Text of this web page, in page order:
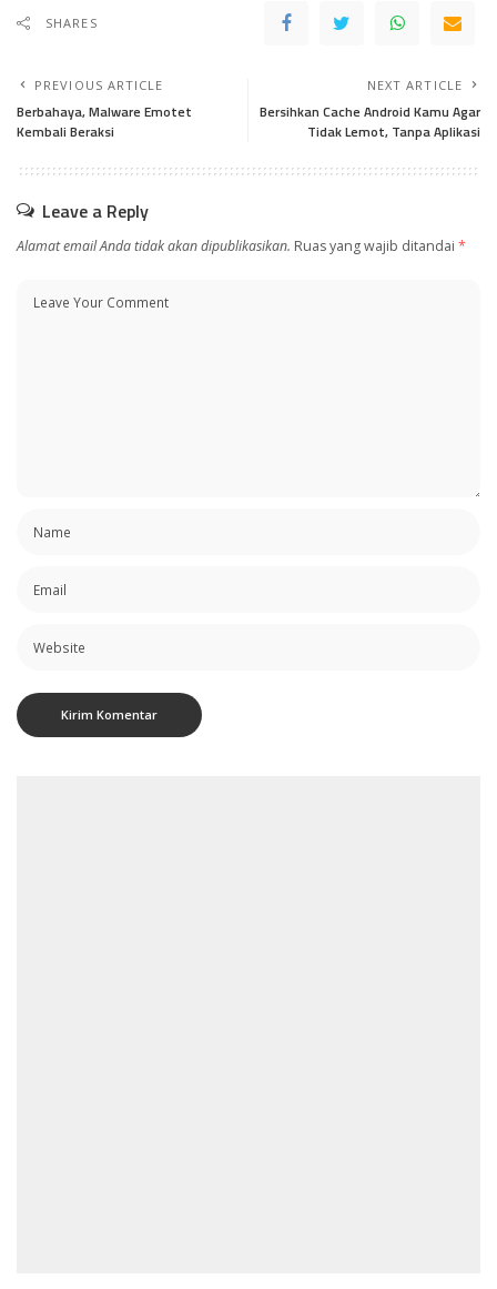
SHARES
PREVIOUS ARTICLE
Berbahaya, Malware Emotet
Kembali Beraksi
NEXT ARTICLE
Bersihkan Cache Android Kamu Agar
Tidak Lemot, Tanpa Aplikasi
Leave a Reply
Alamat email Anda tidak akan dipublikasikan. Ruas yang wajib ditandai *